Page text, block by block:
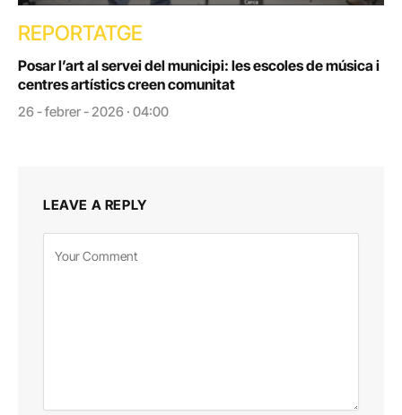
REPORTATGE
Posar l’art al servei del municipi: les escoles de música i
centres artístics creen comunitat
26 - febrer - 2026 · 04:00
LEAVE A REPLY